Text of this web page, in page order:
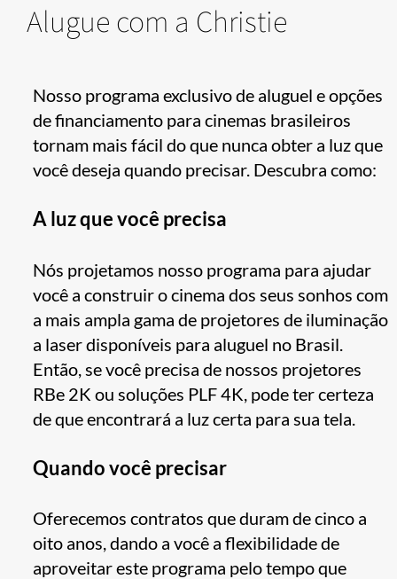
Alugue com a Christie
Nosso programa exclusivo de aluguel e opções
de financiamento para cinemas brasileiros
tornam mais fácil do que nunca obter a luz que
você deseja quando precisar. Descubra como:
A luz que você precisa
Nós projetamos nosso programa para ajudar
você a construir o cinema dos seus sonhos com
a mais ampla gama de projetores de iluminação
a laser disponíveis para aluguel no Brasil.
Então, se você precisa de nossos projetores
RBe 2K ou soluções PLF 4K, pode ter certeza
de que encontrará a luz certa para sua tela.
Quando você precisar
Oferecemos contratos que duram de cinco a
oito anos, dando a você a flexibilidade de
aproveitar este programa pelo tempo que